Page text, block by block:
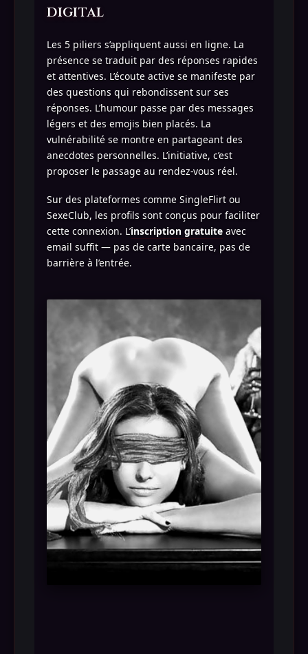
digital
Les 5 piliers s’appliquent aussi en ligne. La
présence se traduit par des réponses rapides
et attentives. L’écoute active se manifeste par
des questions qui rebondissent sur ses
réponses. L’humour passe par des messages
légers et des emojis bien placés. La
vulnérabilité se montre en partageant des
anecdotes personnelles. L’initiative, c’est
proposer le passage au rendez-vous réel.
Sur des plateformes comme SingleFlirt ou
SexeClub, les profils sont conçus pour faciliter
cette connexion. L’inscription gratuite avec
email suffit — pas de carte bancaire, pas de
barrière à l’entrée.